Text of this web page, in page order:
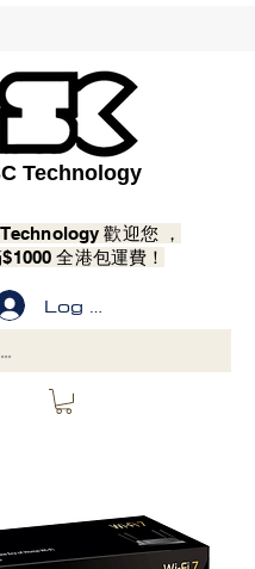
Technology
歡迎您 ，
全港包運費！
Log In